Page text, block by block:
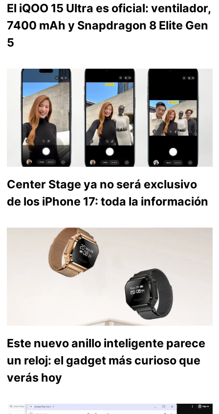
El iQOO 15 Ultra es oficial: ventilador,
7400 mAh y Snapdragon 8 Elite Gen
5
Center Stage ya no será exclusivo
de los iPhone 17: toda la información
Este nuevo anillo inteligente parece
un reloj: el gadget más curioso que
verás hoy